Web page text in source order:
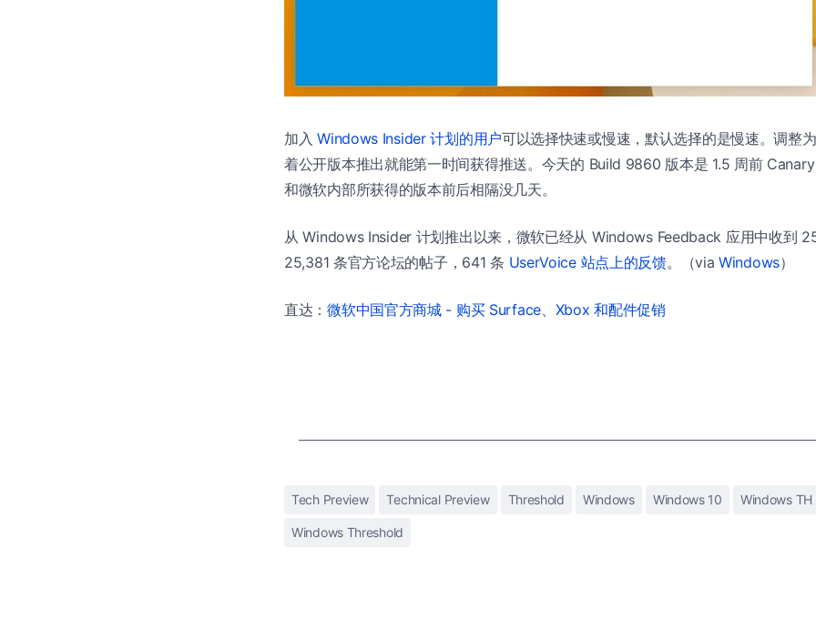
加入Windows Insider 计划的用户可以选择快速或慢速，默认选择的是慢速。调整
着公开版本推出就能第一时间获得推送。今天的 Build 9860 版本是 1.5 周前
和微软内部所获得的版本前后相隔没几天。
从 Windows Insider 计划推出以来，微软已经从 Windows Feedback 应用中收到
25,381 条官方论坛的帖子，641 条 UserVoice 站点上的反馈。（viaWindows）
直达：微软中国官方商城 - 购买 Surface、Xbox 和配件促销
Tech Preview Technical Preview Threshold Windows Windows 10 Windows TH
Windows Threshold